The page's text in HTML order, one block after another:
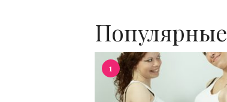
Популярные
1